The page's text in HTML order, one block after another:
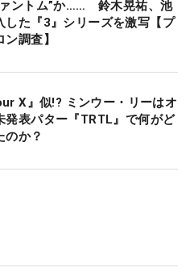
ァントム”か…… 鈴木晃祐、池
した『3』シリーズを激写【プ
調査】
X』似!? ミンウー・リーはオ
発表パター『TRTL』で何がど
のか？